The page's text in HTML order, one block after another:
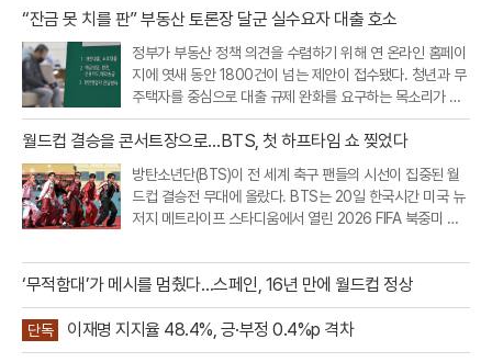
“잔금 못 치를 판” 부동산 토론장 달군 실수요자 대출 호소
정부가 부동산 정책 의견을 수렴하기 위해 연 온라인 홈페이
지에 엿새 동안 1800건이 넘는 제안이 접수됐다. 청년과 무
주택자를 중심으로 대출 규제 완화를 요구하는 목소리가 가
장 컸고, 빌라·오피스텔 등 비아파트 공급을 살리기 위한 규
제 개선 요구도 이어졌다.20일 부동산토론회 홈페이지에 따
월드컵 결승을 콘서트장으로…BTS, 첫 하프타임 쇼 찢었다
방탄소년단(BTS)이 전 세계 축구 팬들의 시선이 집중된 월
드컵 결승전 무대에 올랐다. BTS는 20일 한국시간 미국 뉴
저지 메트라이프 스타디움에서 열린 2026 FIFA 북중미 월
로 출연했다.이번 공연은 FIFA가 월드컵 결승전에 처음 도입
한 공식 하프타임 쇼라는 점
‘무적함대’가 메시를 멈췄다…스페인, 16년 만에 월드컵 정상
단독 이재명 지지율 48.4%, 긍·부정 0.4%p 격차